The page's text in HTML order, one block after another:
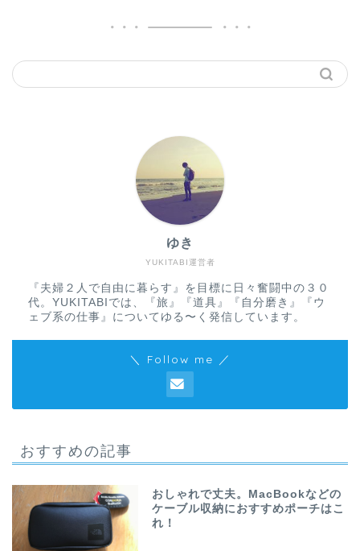
YUKITABI運営者
ゆき
『夫婦２人で自由に暮らす』を目標に日々奮闘中の３０
代。YUKITABIでは、『旅』『道具』『自分磨き』『ウ
ェブ系の仕事』についてゆる〜く発信しています。
＼ Follow me ／
おすすめの記事
おしゃれで丈夫。MacBookなどの
ケーブル収納におすすめポーチはこ
れ！